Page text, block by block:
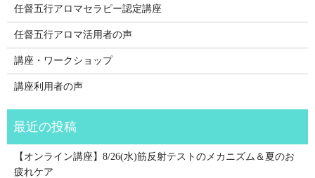
任督五行アロマセラピー認定講座
任督五行アロマ活用者の声
講座・ワークショップ
講座利用者の声
【オンライン講座】8/26(水)筋反射テストのメカニズム＆夏のお
疲れケア